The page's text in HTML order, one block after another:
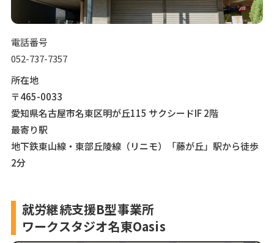
電話番号
052-737-7357
所在地
〒465-0033
愛知県名古屋市名東区明が丘115 サクシードIF 2階
最寄り駅
地下鉄東山線・東部丘陵線（リニモ）「藤が丘」駅から徒歩
2分
就労継続支援B型事業所
ワークスタジオ名東Oasis